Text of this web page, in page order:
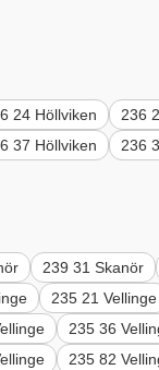
24 Höllviken 236
37 Höllviken 236
239 31 Skanör
235 21 Vellinge
235 36
235 82